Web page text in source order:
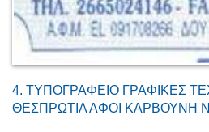
4. ΤΥΠΟΓΡΑΦΕΙΟ ΓΡΑΦΙΚΕΣ
ΘΕΣΠΡΩΤΙΑ ΑΦΟΙ ΚΑΡΒΟΥΝΗ